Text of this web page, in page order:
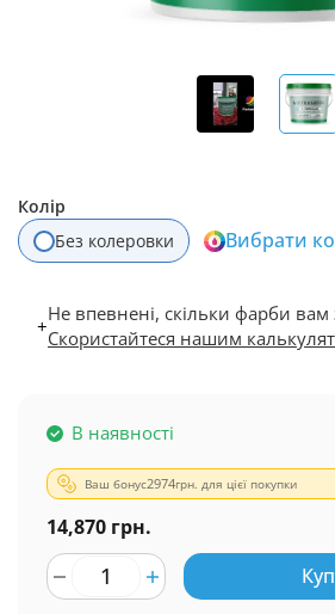
Колір
Без колеровки
Вибрати
+Не впевнені, скільки фарби вам
Скористайтеся нашим
В наявності
Ваш бонус2974грн. для цієї покупки
14,870 грн.